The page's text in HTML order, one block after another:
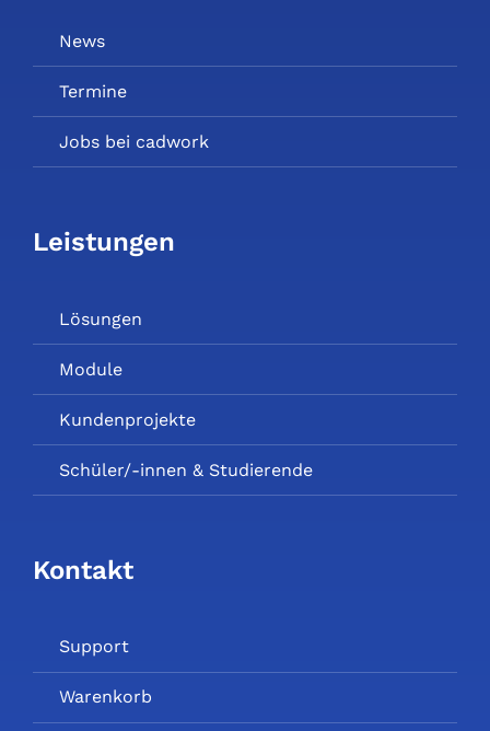
News
Termine
Jobs bei cadwork
Leistungen
Lösungen
Module
Kundenprojekte
Schüler/-innen & Studierende
Kontakt
Support
Warenkorb